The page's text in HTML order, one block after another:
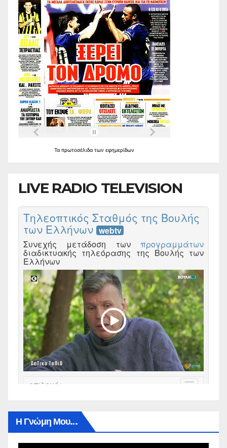
Τα πρωτοσέλιδα των εφημερίδων
LIVE RADIO TELEVISION
Η Γνώμη Μου…